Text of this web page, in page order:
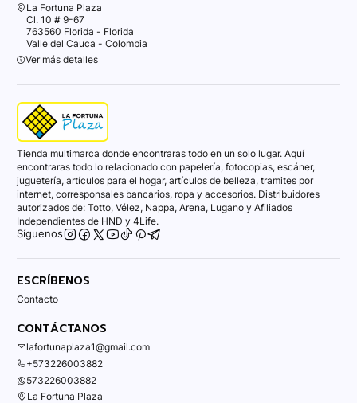
La Fortuna Plaza
Cl. 10 # 9-67
763560 Florida - Florida
Valle del Cauca - Colombia
Ver más detalles
Tienda multimarca donde encontraras todo en un solo lugar. Aquí
encontraras todo lo relacionado con papelería, fotocopias, escáner,
juguetería, artículos para el hogar, artículos de belleza, tramites por
internet, corresponsales bancarios, ropa y accesorios. Distribuidores
autorizados de: Totto, Vélez, Nappa, Arena, Lugano y Afiliados
Independientes de HND y 4Life.
Síguenos
ESCRÍBENOS
Contacto
CONTÁCTANOS
lafortunaplaza1@gmail.com
+573226003882
573226003882
La Fortuna Plaza